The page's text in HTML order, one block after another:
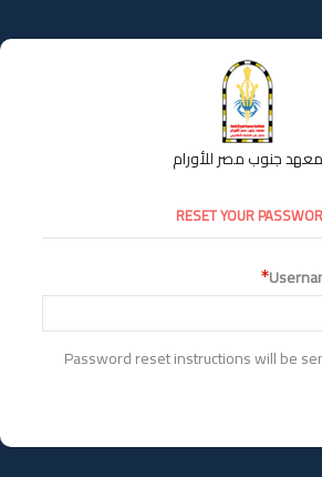
معهد جنوب مصر للأورام
RESET YOUR
Password reset instructions will be